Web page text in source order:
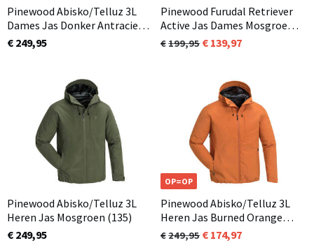
Pinewood Abisko/Telluz 3L
Dames Jas Donker Antraciet
(443)
€ 249,95
Pinewood Furudal Retriever
Active Jas Dames Mosgroen
(722)
199,95 139,97
Pinewood Abisko/Telluz 3L
Heren Jas Mosgroen (135)
€ 249,95
OP=OP
Pinewood Abisko/Telluz 3L
Heren Jas Burned Orange
(501)
249,95 174,97